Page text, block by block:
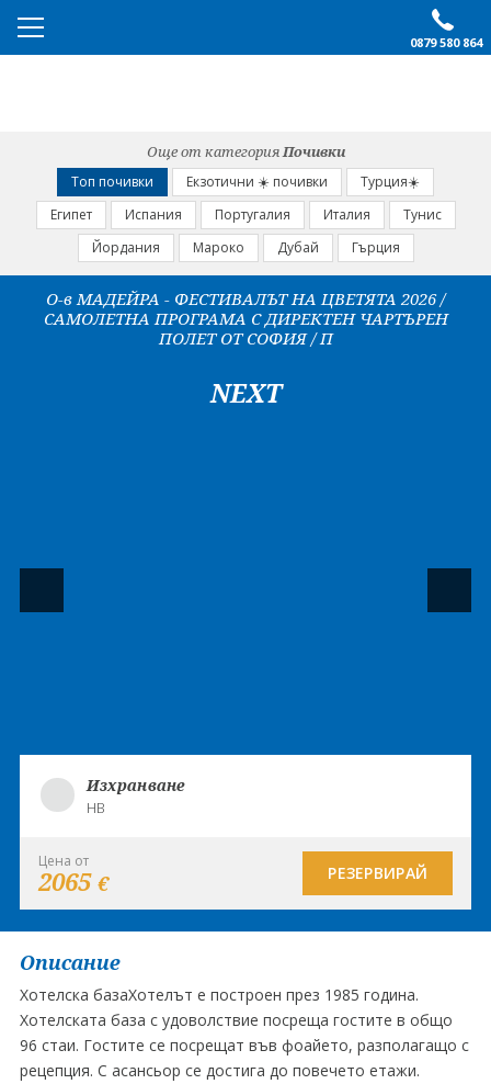
0879 580 864
ПОЧИВКИ
За нас
Форма за запитване
Контакти
Условия за записване
Документи
Още от категорияПочивки
Топ почивки Екзотични ☀️ почивки
Турция☀️
Египет
Испания Португалия Италия
Тунис
Йордания
Мароко Дубай Гърция
О-в МАДЕЙРА - ФЕСТИВАЛЪТ НА ЦВЕТЯТА 2026 /
САМОЛЕТНА ПРОГРАМА С ДИРЕКТЕН ЧАРТЪРЕН
ПОЛЕТ ОТ СОФИЯ / П
NEXT
Изхранване
HB
РЕЗЕРВИРАЙ
Цена от
2065 €
Описание
Хотелска базаХотелът е построен през 1985 година.
Хотелската база с удоволствие посреща гостите в общо
96 стаи. Гостите се посрещат във фоайето, разполагащо с
рецепция. С асансьор се достига до повечето етажи.